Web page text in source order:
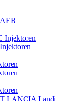
AEB
Injektoren
LANCIA Landi